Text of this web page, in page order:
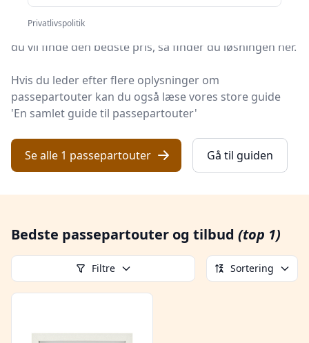
om du leder efter et passepartout med fri fragt, eller
du vil finde den bedste pris, så finder du løsningen her.
Hvis du leder efter flere oplysninger om
passepartouter kan du også læse vores store guide
'En samlet guide til passepartouter'
Se alle 1 passepartouter Gå til guiden
Bedste passepartouter og tilbud (top 1)
Filtre Sortering
Privatlivspolitik